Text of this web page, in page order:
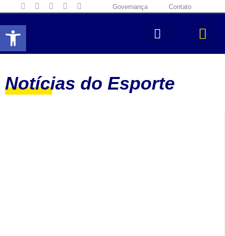
Abrir a barra de ferramentas
Governança Contato
Notícias do Esporte